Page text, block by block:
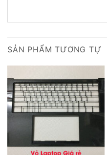
SẢN PHẨM TƯƠNG TỰ